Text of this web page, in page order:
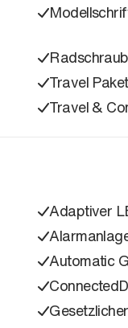
Travel Paket
Travel &
Adaptiver
Automatic